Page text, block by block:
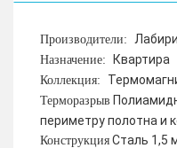
Производители:
Назначение: Квартира
Коллекция:
Терморазрыв
периметру полотна и
Конструкция Сталь 1,5